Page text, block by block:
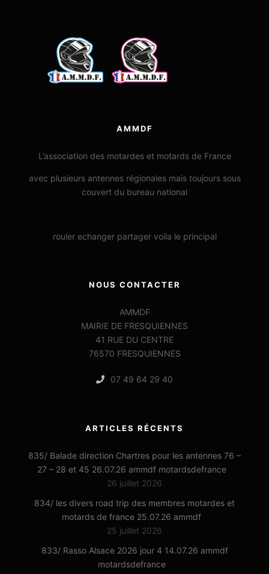
AMMDF
L’association des motardes et motards de France
avec plusieurs antennes régionales mais toujours sous
couvert du bureau national
rouler echanger partager voila le principal
NOUS CONTACTER
AMMDF
MAIRIE DE FRESQUIENNES
41 RUE DU CENTRE
76570 FRESQUIENNES
07 49 64 29 40
ARTICLES RÉCENTS
835/ Balade direction Chartres pour les antennes 76 –
27 – 28 et 45 26.07.26 ammdf motardsdefrance
26 juillet 2026
834/ les divers road trip des membres motardes et
motards de france 25.07.26 ammdf
25 juillet 2026
833/ Rasso Alsace 2026 jour 4 14.07.26 ammdf
motardsdefrance